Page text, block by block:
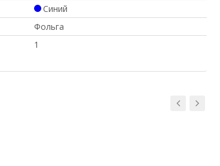
Синий
Фольга
1